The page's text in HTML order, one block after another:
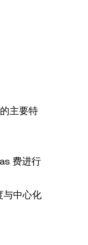
主要特
费进行
与中心化